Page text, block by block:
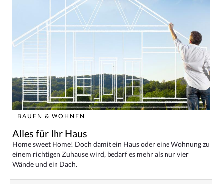
BAUEN & WOHNEN
Alles für Ihr Haus
Home sweet Home! Doch damit ein Haus oder eine Wohnung zu
einem richtigen Zuhause wird, bedarf es mehr als nur vier
Wände und ein Dach.